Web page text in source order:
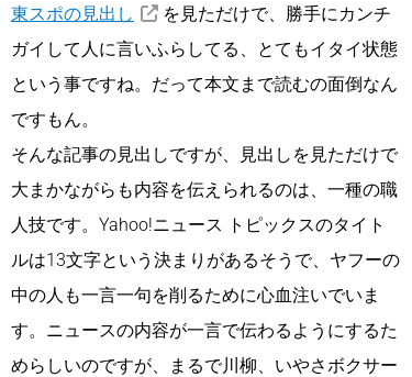
東スポの見出し
を見ただけで、勝手にカンチ
ガイして人に言いふらしてる、とてもイタイ状態
という事ですね。だって本文まで読むの面倒なん
ですもん。
そんな記事の見出しですが、見出しを見ただけで
大まかながらも内容を伝えられるのは、一種の職
人技です。Yahoo!ニュース トピックスのタイト
ルは13文字という決まりがあるそうで、ヤフーの
中の人も一言一句を削るために心血注いでいま
す。ニュースの内容が一言で伝わるようにするた
めらしいのですが、まるで川柳、いやさボクサー